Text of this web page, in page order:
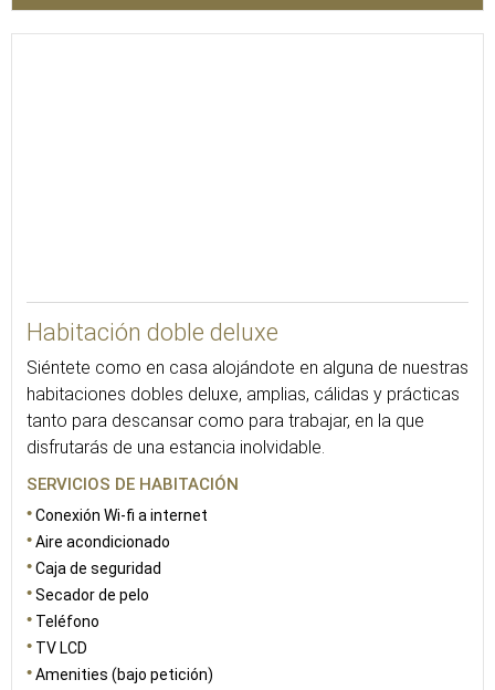
Habitación doble deluxe
Siéntete como en casa alojándote en alguna de nuestras
habitaciones dobles deluxe, amplias, cálidas y prácticas
tanto para descansar como para trabajar, en la que
disfrutarás de una estancia inolvidable.
SERVICIOS DE HABITACIÓN
Conexión Wi-fi a internet
Aire acondicionado
Caja de seguridad
Secador de pelo
Teléfono
TV LCD
Amenities (bajo petición)